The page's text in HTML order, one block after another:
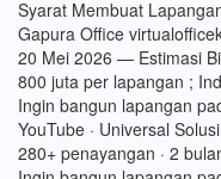
Syarat Membuat
Gapura Office
20 Mei 2026 — Estimasi
800 juta per lapangan ;
Ingin bangun lapangan
YouTube · Universal
280+ penayangan · 2